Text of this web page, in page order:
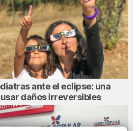
ante el eclipse: una
daños irreversibles